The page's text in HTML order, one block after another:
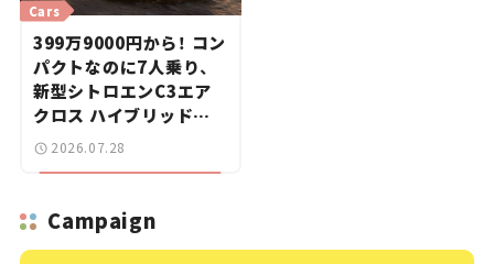
Cars
399万9000円から！ コン
パクトなのに7人乗り、
新型シトロエンC3エア
クロス ハイブリッドが
上陸【新車ニュース】
2026.07.28
Campaign